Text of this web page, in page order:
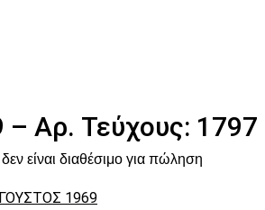
Αρ. Τεύχους: 1797
είναι διαθέσιμο για πώληση
1969